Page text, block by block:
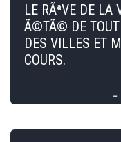
LE RÃªVE DE LA
Ã©TÃ© DE
DES VILLES ET
COURS.
-